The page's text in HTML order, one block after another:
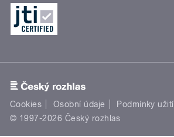
Cookies Osobní údaje Podmínky užití
© 1997-2026 Český rozhlas